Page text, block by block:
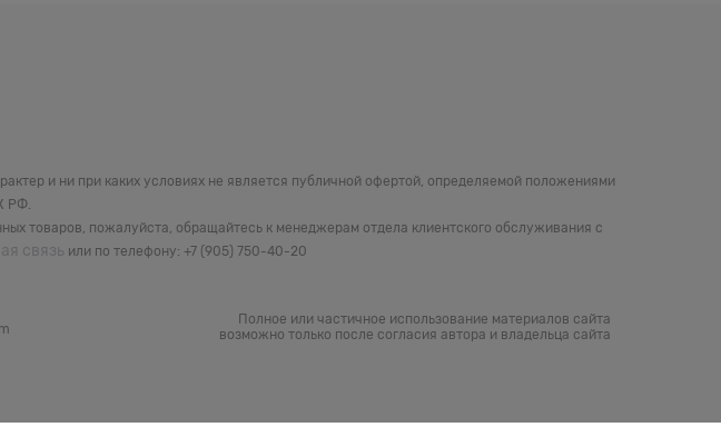
и ни при каких условиях не является публичной офертой, определяемой положениями
РФ.
товаров, пожалуйста, обращайтесь к менеджерам отдела клиентского обслуживания с
связь или по телефону: +7 (905) 750-40-20
Полное или частичное использование материалов сайта
возможно только после согласия автора и владельца сайта